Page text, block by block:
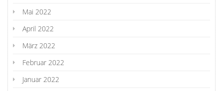
Mai 2022
April 2022
März 2022
Februar 2022
Januar 2022